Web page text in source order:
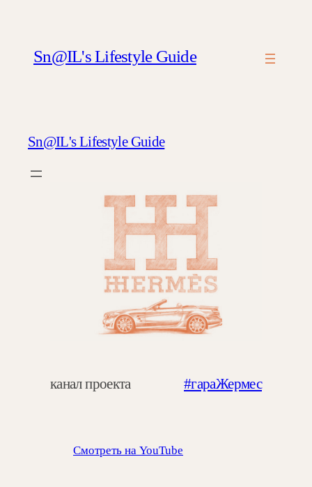
содержимому
Sn@IL's Lifestyle Guide
Sn@IL's Lifestyle Guide
канал проекта #гараЖермес
Смотреть на YouTube